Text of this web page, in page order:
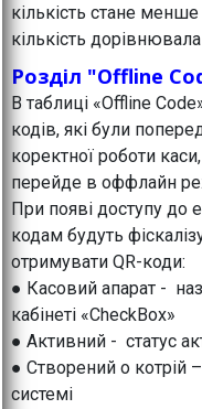
кількість стане
кількість
Розділ "Offline
В таблиці «Offline
кодів, які були
коректної роботи
перейде в оффлайн
При появі доступу до
кодам будуть
отримувати QR-коди:
● Касовий апарат -
кабінеті «CheckBox»
● Активний - статус
● Створений о котрій
системі